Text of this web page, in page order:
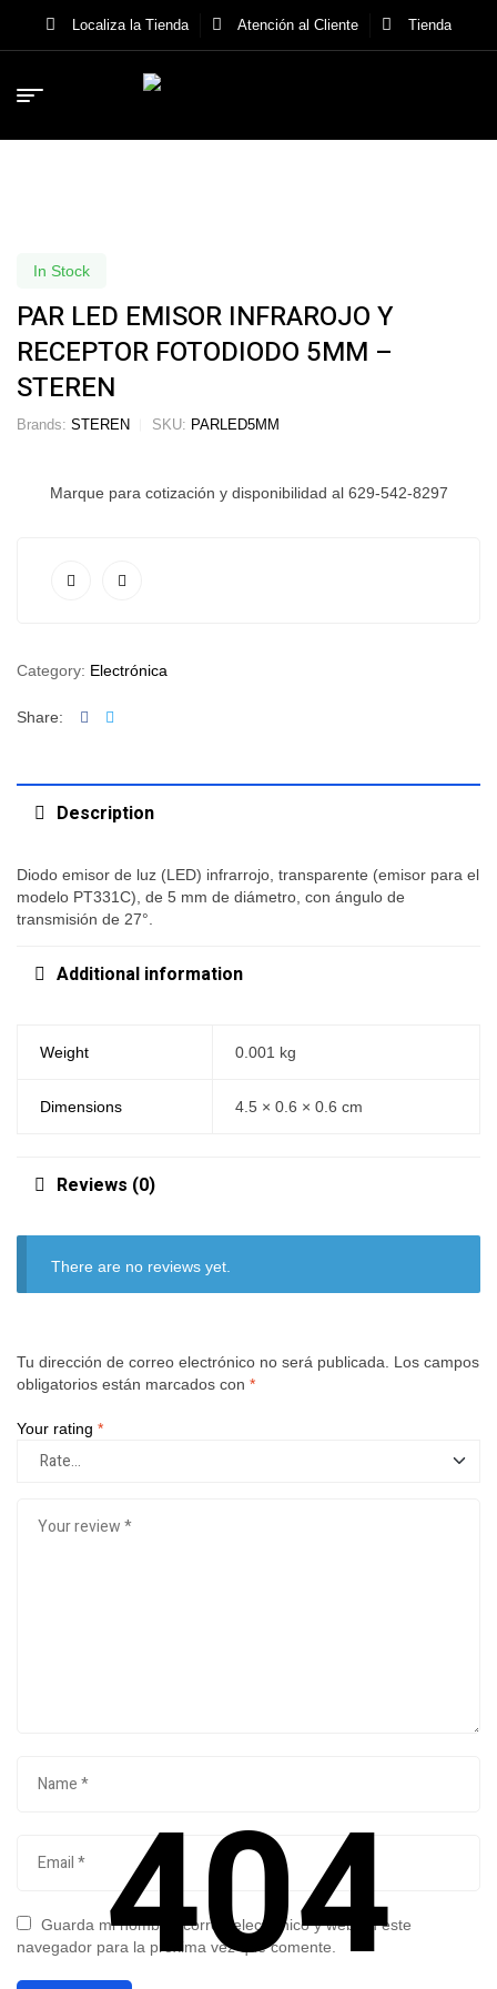
Localiza la Tienda Atención al Cliente Tienda
In Stock
PAR LED EMISOR INFRAROJO Y
RECEPTOR FOTODIODO 5MM –
STEREN
Brands: STEREN SKU: PARLED5MM
Marque para cotización y disponibilidad al 629-542-8297
Category: Electrónica
Share: Facebook
Description
Diodo emisor de luz (LED) infrarrojo, transparente (emisor para el
modelo PT331C), de 5 mm de diámetro, con ángulo de
transmisión de 27°.
Additional information
Weight 0.001 kg
Dimensions 4.5 × 0.6 × 0.6 cm
Reviews (0)
There are no reviews yet.
Tu dirección de correo electrónico no será publicada.
Los campos
obligatorios están marcados con *
Your rating *
Guarda mi nombre, correo electrónico y web en este
navegador para la próxima vez que comente.
404